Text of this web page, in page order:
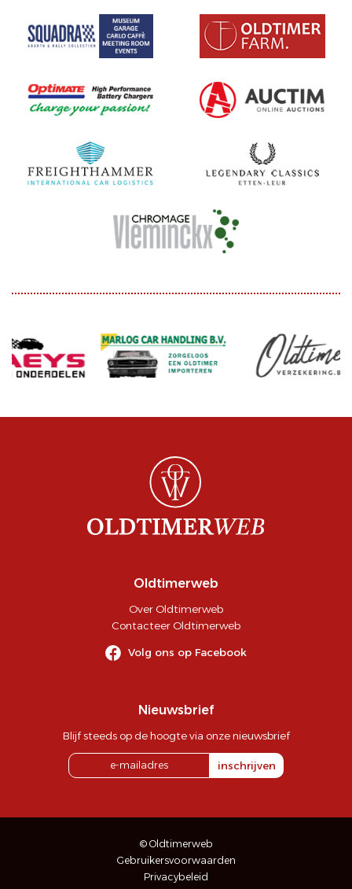
Oldtimerweb
Over Oldtimerweb
Contacteer Oldtimerweb
Volg ons op Facebook
Nieuwsbrief
Blijf steeds op de hoogte via onze nieuwsbrief
inschrijven
© Oldtimerweb
Gebruikersvoorwaarden
Privacybeleid